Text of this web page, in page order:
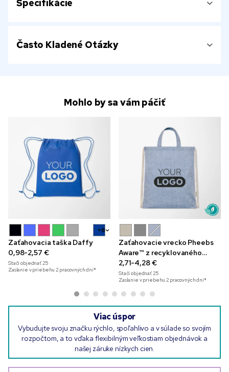
Špecifikácie
Často Kladené Otázky
Mohlo by sa vám páčiť
+8
Zaťahovacia taška Daffy
0,98-2,57 €
Stačí objednať25
Zaslanie v priebehu 2 pracovných dní*
Zaťahovacie vrecko Pheebs
Aware™ z recyklovaného
materiálu 150 g/m²
2,71-4,28 €
Stačí objednať25
Zaslanie v priebehu 2 pracovných dní*
Viac úspor
Vybudujte svoju značku rýchlo, spoľahlivo a v súlade so svojím
rozpočtom, a to vďaka flexibilným veľkostiam objednávok a
našej záruke nízkych cien.